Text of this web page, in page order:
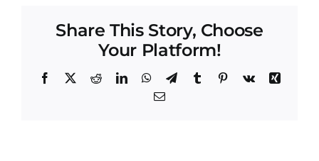
Share This Story, Choose
Your Platform!
Facebook
X RedditLinkedInWhatsApp
TelegramTumblrPinterest
Vk
Xing
Correo